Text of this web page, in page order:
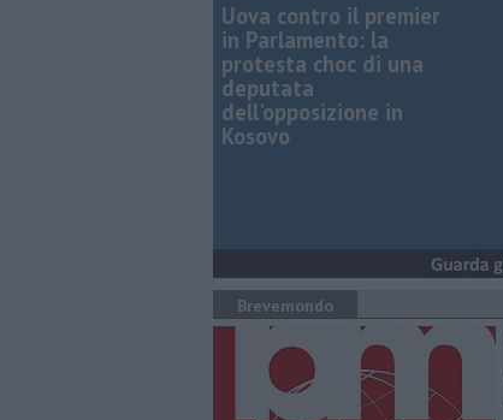
Uova contro il premier
in Parlamento: la
protesta choc di una
deputata
dell'opposizione in
Kosovo
Brevemondo